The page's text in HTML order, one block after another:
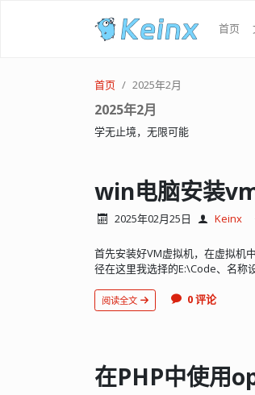
首页
首页 2025年2月
2025年2月
学无止境，无限可能
win电脑安装
2025年02月25日 Keinx
首先安装好VM虚拟机，在虚拟机
径在这里我选择的E:\Code、名称
阅读全文 0 评论
在PHP中使用